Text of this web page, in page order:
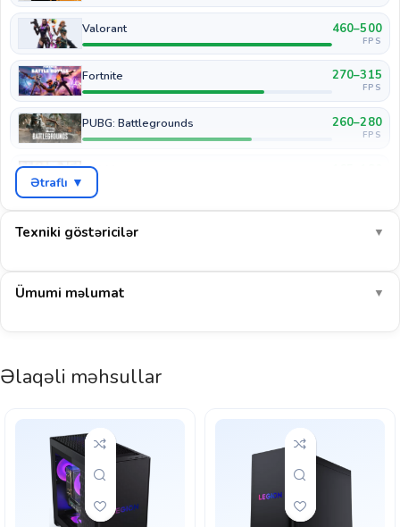
Valorant 460–500
FPS
Fortnite 270–315
FPS
PUBG: Battlegrounds 260–280
FPS
GTA V
FPS
Bu konfiqurasiya 1080p rezolyusiyada ən ağır AAA oyunları belə
ultra ayarlarda rahat işlədir (~190 FPS). E-idman oyunlarında 350+
64 GB RAM: multitasking əla
Göstərilən dəyərlər müstəqil benchmark nəticələrinin ortalamasına əsaslanan təxmini
aralıqlardır (yüksək ayarlar, DLSS/FSR olmadan). Real nəticə sistem konfiqurasiyası,
sürücü versiyası və oyunun özündən asılı olaraq dəyişə bilər.
Ətraflı ▼
Texniki göstəricilər ▼
Ümumi məlumat ▼
Əlaqəli məhsullar